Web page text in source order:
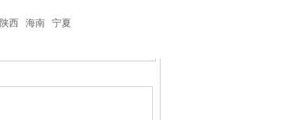
陕西 海南
宁夏